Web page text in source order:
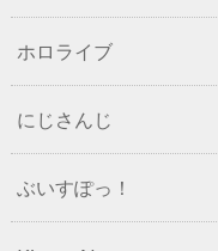
ホロライブ
にじさんじ
ぶいすぽっ！